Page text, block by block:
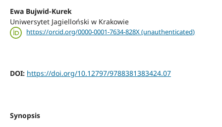
Ewa Bujwid-Kurek
Uniwersytet Jagielloński w Krakowie
https://orcid.org/0000-0001-7634-828X (unauthenticated)
DOI: https://doi.org/10.12797/9788381383424.07
Synopsis